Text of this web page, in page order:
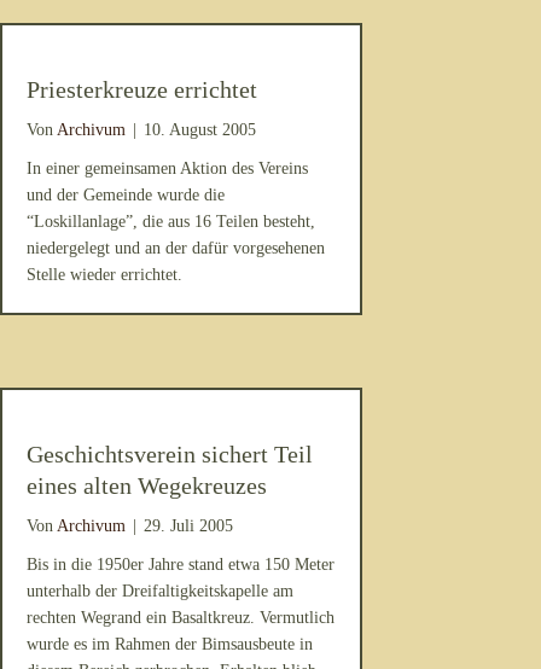
Priesterkreuze errichtet
Von Archivum 10. August 2005
In einer gemeinsamen Aktion des Vereins
und der Gemeinde wurde die
“Loskillanlage”, die aus 16 Teilen besteht,
niedergelegt und an der dafür vorgesehenen
Stelle wieder errichtet.
Geschichtsverein sichert Teil
eines alten Wegekreuzes
Von Archivum 29. Juli 2005
Bis in die 1950er Jahre stand etwa 150 Meter
unterhalb der Dreifaltigkeitskapelle am
rechten Wegrand ein Basaltkreuz. Vermutlich
wurde es im Rahmen der Bimsausbeute in